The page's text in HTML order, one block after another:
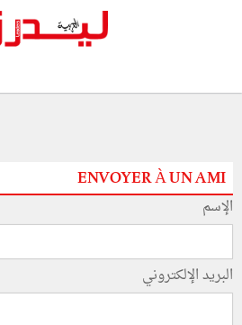
ENVOYER À UN AMI
الإسم
البريد الإلكتروني